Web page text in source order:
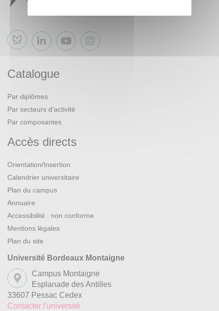
Bluesky
Catalogue
Par diplômes
Par secteurs d’activité
Par composantes
Accès directs
Orientation/Insertion
Calendrier universitaire
Plan du campus
Annuaire
Accessibilité : non conforme
Mentions légales
Plan du site
Université Bordeaux Montaigne
Campus Montaigne
Esplanade des Antilles
33607 Pessac Cedex
Contacter l'université